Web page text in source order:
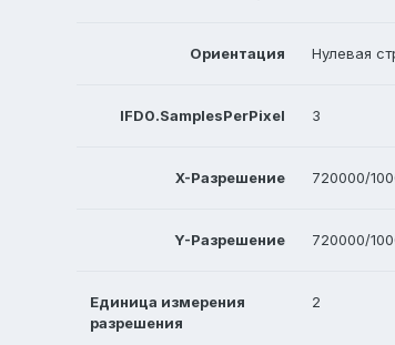
Ориентация Нулевая
IFD0.SamplesPerPixel 3
X-Разрешение 720000/
Y-Разрешение 720000/
Единица измерения
разрешения
2